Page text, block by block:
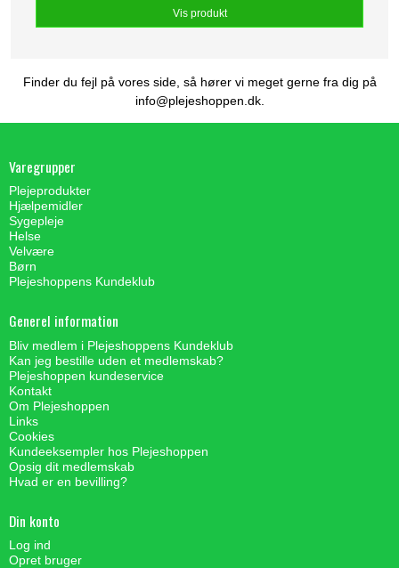
Vis produkt
Finder du fejl på vores side, så hører vi meget gerne fra dig på
info@plejeshoppen.dk.
Varegrupper
Plejeprodukter
Hjælpemidler
Sygepleje
Helse
Velvære
Børn
Plejeshoppens Kundeklub
Generel information
Bliv medlem i Plejeshoppens Kundeklub
Kan jeg bestille uden et medlemskab?
Plejeshoppen kundeservice
Kontakt
Om Plejeshoppen
Links
Cookies
Kundeeksempler hos Plejeshoppen
Opsig dit medlemskab
Hvad er en bevilling?
Din konto
Log ind
Opret bruger